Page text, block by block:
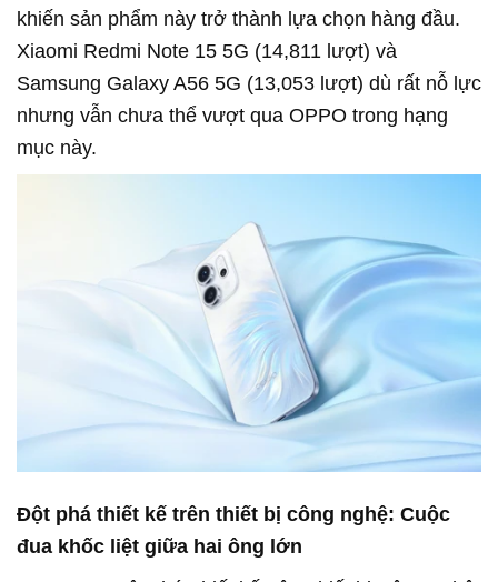
khiến sản phẩm này trở thành lựa chọn hàng đầu.
Xiaomi Redmi Note 15 5G (14,811 lượt) và
Samsung Galaxy A56 5G (13,053 lượt) dù rất nỗ lực
nhưng vẫn chưa thể vượt qua OPPO trong hạng
mục này.
Đột phá thiết kế trên thiết bị công nghệ: Cuộc
đua khốc liệt giữa hai ông lớn